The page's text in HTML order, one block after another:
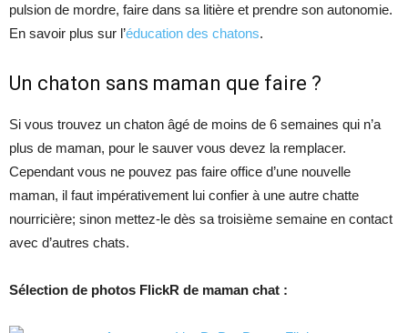
pulsion de mordre, faire dans sa litière et prendre son autonomie.
En savoir plus sur l’éducation des chatons.
Un chaton sans maman que faire ?
Si vous trouvez un chaton âgé de moins de 6 semaines qui n’a
plus de maman, pour le sauver vous devez la remplacer.
Cependant vous ne pouvez pas faire office d’une nouvelle
maman, il faut impérativement lui confier à une autre chatte
nourricière; sinon mettez-le dès sa troisième semaine en contact
avec d’autres chats.
Sélection de photos FlickR de maman chat :